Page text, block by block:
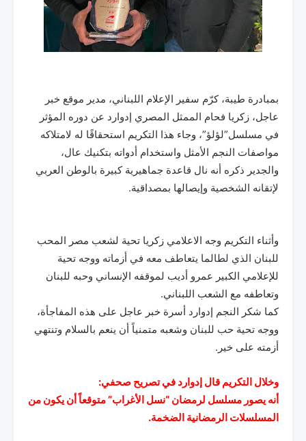
بمبادرة طيبة، كرّم سفير الإعلام اللبناني، مدير موقع خبر
عاجل، زكريا فحام الممثل المصري إدوارد عن دوره المؤثر
في مسلسل”لؤلؤ”، وجاء هذا التكريم استحقاقًا له لامتلاكه
مواصفات النجم الأمثل واستخدام أدواته بتكنيك عال،
والجدير ذكره أنه نال قاعدة جماهيرية كبيرة بالوطن العربي
لإتقانه الشخصية وإيصالها بمصداقية.
وأثناء التكريم وجه الاعلامي زكريا تحية لشعب مصر المحب
للبنان الذي لطالما يتعاطف معه في أزماته ووجه تحية
للإعلامي الكبير عمرو أديب لموقفه الإنساني وحبه للبنان
وتعاطفه مع الشعب اللبناني.
كما شكر النجم إدوارد أسرة خبر عاجل على هذه المفاجأة،
ووجه تحية حب للبنان وشعبه متمنياً أن ينعم بالسلام وتنتهي
أزمته على خير.
وخلال التكريم قال إدوارد في تصريح صحفي:
أنه يصور مسلسل لرمضان “نسل الأغراب” متوقعاً أن يكون من
المسلسلات الرمضانية الضخمة.